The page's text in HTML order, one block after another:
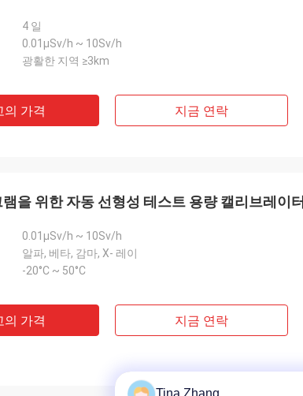
4 일
0.01μSv/h ~ 10Sv/h
광활한 지역 ≥3km
의 가격 지금 연락
을 위한 자동 선형성 테스트 용량 캘리브레이터
0.01μSv/h ~ 10Sv/h
알파, 베타, 감마, X- 레이
-20°C ~ 50°C
의 가격 지금 연락
Tina Zhang